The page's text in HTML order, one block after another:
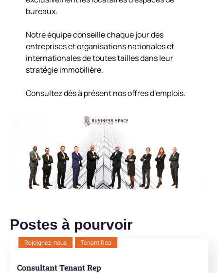
bureaux.
Notre équipe conseille chaque jour des
entreprises et organisations nationales et
internationales de toutes tailles dans leur
stratégie immobilière.
Consultez dès à présent nos offres d’emplois.
Postes à pourvoir
Rejoignez-nous Tenant Rep
Consultant Tenant Rep